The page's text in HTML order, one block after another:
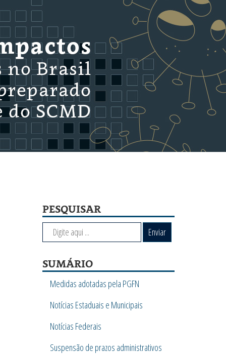
PESQUISAR
Enviar
SUMÁRIO
Medidas adotadas pela PGFN
Notícias Estaduais e Municipais
Notícias Federais
Suspensão de prazos administrativos